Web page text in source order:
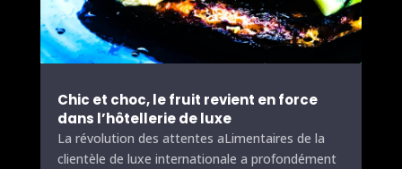
Chic et choc, le fruit revient en force
dans l’hôtellerie de luxe
La révolution des attentes aLimentaires de la
clientèle de luxe internationale a profondément